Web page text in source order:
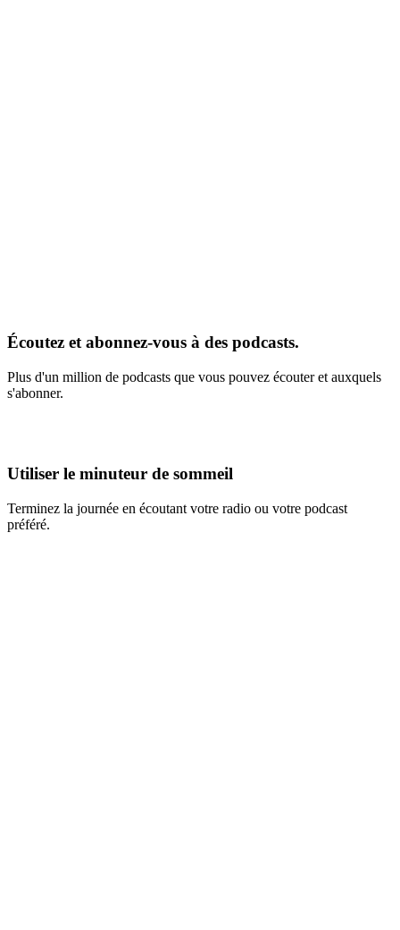
Écoutez et abonnez-vous à des podcasts.
Plus d'un million de podcasts que vous pouvez écouter et auxquels
s'abonner.
Utiliser le minuteur de sommeil
Terminez la journée en écoutant votre radio ou votre podcast
préféré.